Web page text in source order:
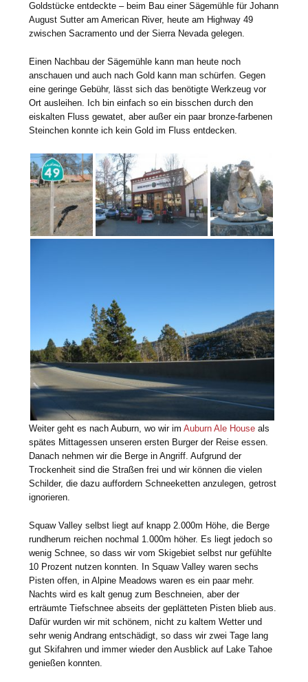
Goldstücke entdeckte – beim Bau einer Sägemühle für Johann
August Sutter am American River, heute am Highway 49
zwischen Sacramento und der Sierra Nevada gelegen.
Einen Nachbau der Sägemühle kann man heute noch
anschauen und auch nach Gold kann man schürfen. Gegen
eine geringe Gebühr, lässt sich das benötigte Werkzeug vor
Ort ausleihen. Ich bin einfach so ein bisschen durch den
eiskalten Fluss gewatet, aber außer ein paar bronze-farbenen
Steinchen konnte ich kein Gold im Fluss entdecken.
Weiter geht es nach Auburn, wo wir imAuburn Ale House als
spätes Mittagessen unseren ersten Burger der Reise essen.
Danach nehmen wir die Berge in Angriff. Aufgrund der
Trockenheit sind die Straßen frei und wir können die vielen
Schilder, die dazu auffordern Schneeketten anzulegen, getrost
ignorieren.
Squaw Valley selbst liegt auf knapp 2.000m Höhe, die Berge
rundherum reichen nochmal 1.000m höher. Es liegt jedoch so
wenig Schnee, so dass wir vom Skigebiet selbst nur gefühlte
10 Prozent nutzen konnten. In Squaw Valley waren sechs
Pisten offen, in Alpine Meadows waren es ein paar mehr.
Nachts wird es kalt genug zum Beschneien, aber der
erträumte Tiefschnee abseits der geplätteten Pisten blieb aus.
Dafür wurden wir mit schönem, nicht zu kaltem Wetter und
sehr wenig Andrang entschädigt, so dass wir zwei Tage lang
gut Skifahren und immer wieder den Ausblick auf Lake Tahoe
genießen konnten.